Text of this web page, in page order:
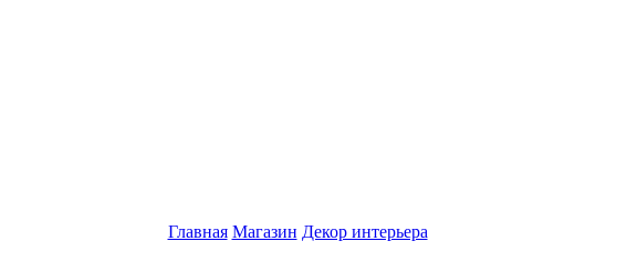
Главная Магазин Декор интерьера